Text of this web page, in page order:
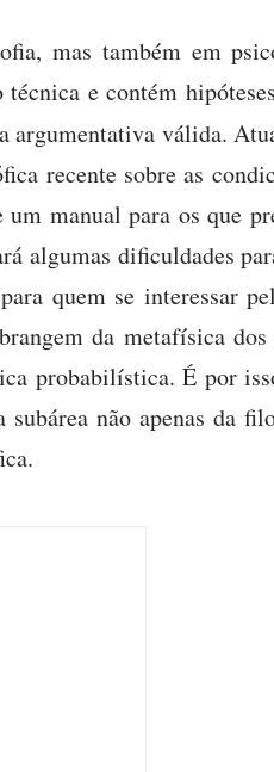
mas também em
e contém
argumentativa válida.
recente sobre as
manual para os que
algumas dificuldades
quem se interessar
da metafísica dos
probabilística. É por
não apenas da